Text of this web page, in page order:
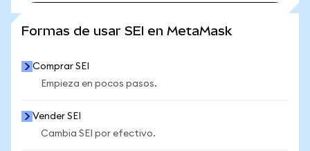
Formas de usar SEI en MetaMask
Comprar SEI
Empieza en pocos pasos.
Vender SEI
Cambia SEI por efectivo.